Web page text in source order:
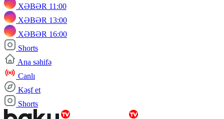
XƏBƏR 11:00
XƏBƏR 13:00
XƏBƏR 16:00
Shorts
Ana səhifə
Canlı
Kəşf et
Shorts